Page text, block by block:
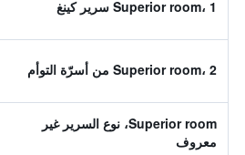
Superior room، 1 سرير كينغ
Superior room، 2 من أسرّة التوأم
Superior room، نوع السرير غير
معروف